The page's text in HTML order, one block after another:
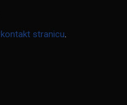
kontakt stranicu